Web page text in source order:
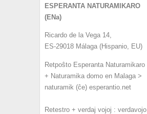
ESPERANTA NATURAMIKARO
(ENa)
Ricardo de la Vega 14,
ES-29018 Málaga (Hispanio, EU)
Retpoŝto Esperanta Naturamikaro
+ Naturamika domo en Malaga >
naturamik (ĉe) esperantio.net
Retestro + verdaj vojoj : verdavojo